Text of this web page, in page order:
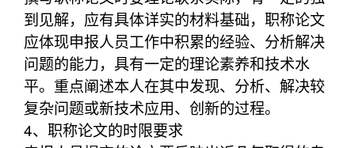
到见解，应有具体详实的材料基础，职称论文
应体现申报人员工作中积累的经验、分析解决
问题的能力，具有一定的理论素养和技术水
平。重点阐述本人在其中发现、分析、解决较
复杂问题或新技术应用、创新的过程。
4、职称论文的时限要求